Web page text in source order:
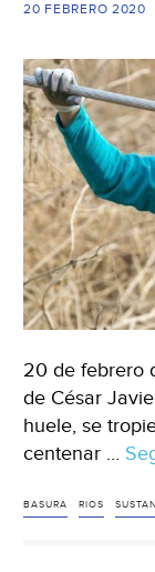
20 FEBRERO 2020
20 de febrero
de César
huele, se
centenar …
BASURA RIOS